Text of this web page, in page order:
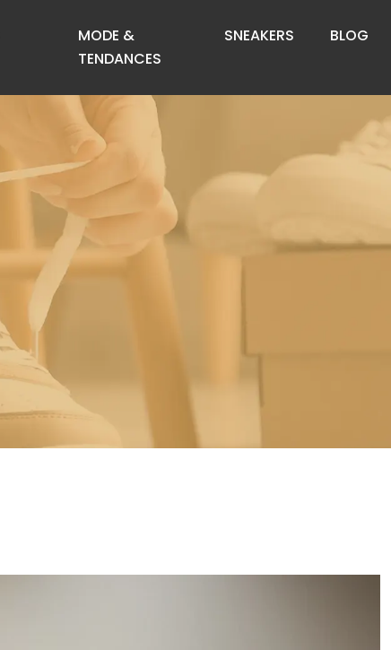
MODE &
TENDANCES
SNEAKERS BLOG